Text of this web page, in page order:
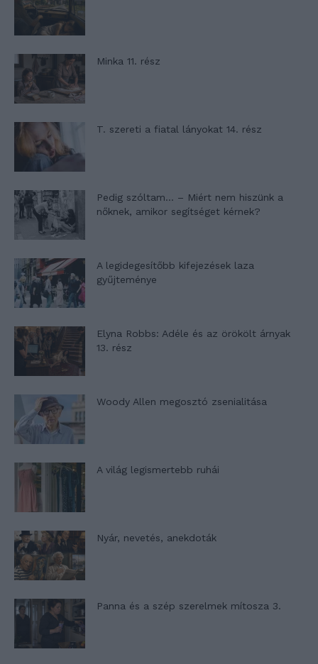
Minka 11. rész
T. szereti a fiatal lányokat 14. rész
Pedig szóltam… – Miért nem hiszünk a
nőknek, amikor segítséget kérnek?
A legidegesítőbb kifejezések laza
gyűjteménye
Elyna Robbs: Adéle és az örökölt árnyak
13. rész
Woody Allen megosztó zsenialitása
A világ legismertebb ruhái
Nyár, nevetés, anekdoták
Panna és a szép szerelmek mítosza 3.